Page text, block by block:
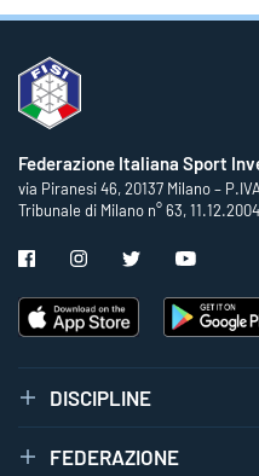
Federazione Italiana Sport
via Piranesi 46, 20137 Milano –
Tribunale di Milano n° 63, 11.12.2004
DISCIPLINE
FEDERAZIONE